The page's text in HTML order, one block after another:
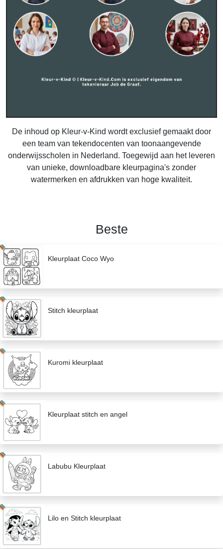
De inhoud op Kleur-v-Kind wordt exclusief gemaakt door
een team van tekendocenten van toonaangevende
onderwijsscholen in Nederland. Toegewijd aan het leveren
van unieke, downloadbare kleurpagina's zonder
watermerken en afdrukken van hoge kwaliteit.
Beste
Kleurplaat Coco Wyo
Stitch kleurplaat
Kuromi kleurplaat
Kleurplaat stitch en angel
Labubu Kleurplaat
Lilo en Stitch kleurplaat